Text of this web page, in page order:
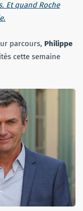
Et quand Roche
.
parcours, Philippe
cette semaine